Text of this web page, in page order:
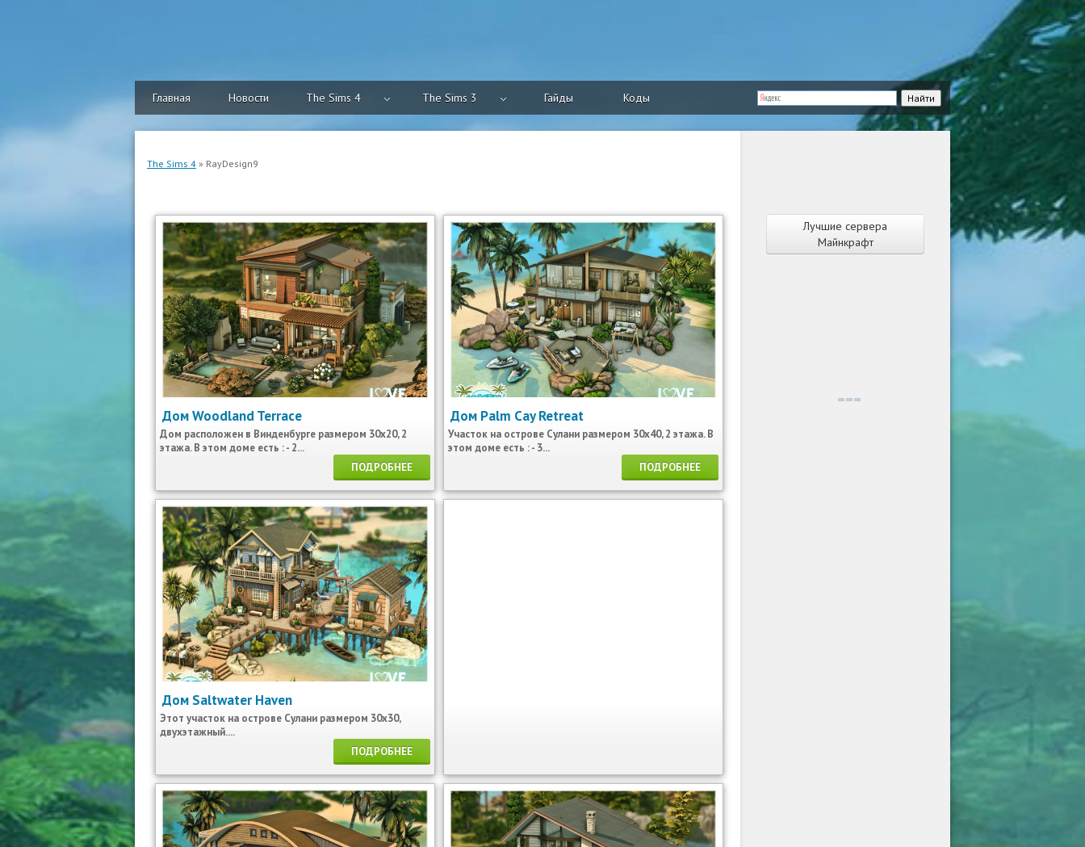
Главная Новости The Sims 4 The Sims 3 Гайды Коды
Лучшие сервера
Майнкрафт
The Sims 4 » RayDesign9
Дом Woodland Terrace
Дом расположен в Винденбурге размером 30х20, 2
этажа. В этом доме есть : - 2...
ПОДРОБНЕЕ
Дом Palm Cay Retreat
Участок на острове Сулани размером 30х40, 2 этажа. В
этом доме есть : - 3...
ПОДРОБНЕЕ
Дом Saltwater Haven
Этот участок на острове Сулани размером 30х30,
двухэтажный....
ПОДРОБНЕЕ